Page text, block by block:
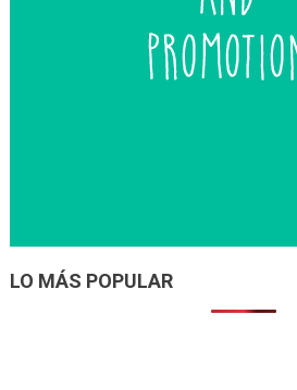
LO MÁS POPULAR